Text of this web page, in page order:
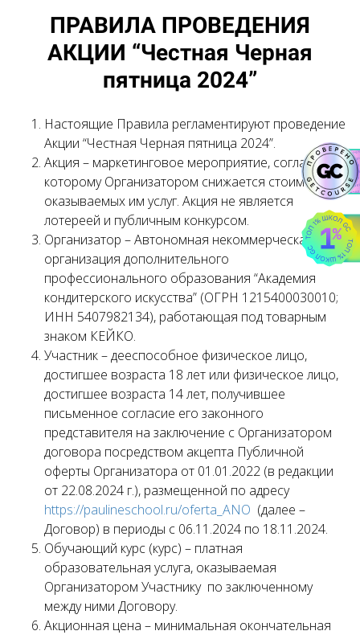
ПРАВИЛА ПРОВЕДЕНИЯ
АКЦИИ “Честная Черная
пятница 2024”
Настоящие Правила регламентируют проведение
Акции “Честная Черная пятница 2024”.
Акция – маркетинговое мероприятие, согласно
которому Организатором снижается стоимость
оказываемых им услуг. Акция не является
лотереей и публичным конкурсом.
Организатор – Автономная некоммерческая
организация дополнительного
профессионального образования “Академия
кондитерского искусства” (ОГРН 1215400030010;
ИНН 5407982134), работающая под товарным
знаком КЕЙКО.
Участник – дееспособное физическое лицо,
достигшее возраста 18 лет или физическое лицо,
достигшее возраста 14 лет, получившее
письменное согласие его законного
представителя на заключение с Организатором
договора посредством акцепта Публичной
оферты Организатора от 01.01.2022 (в редакции
от 22.08.2024 г.), размещенной по адресу
https://paulineschool.ru/oferta_ANO (далее –
Договор) в периоды с 06.11.2024 по 18.11.2024.
Обучающий курс (курс) – платная
образовательная услуга, оказываемая
Организатором Участнику по заключенному
между ними Договору.
Акционная цена – минимальная окончательная